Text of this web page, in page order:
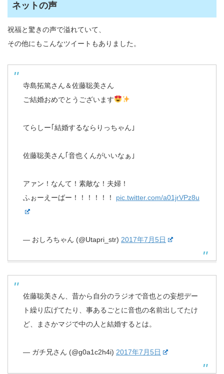
ネットの声
祝福と驚きの声で溢れていて、
その他にもこんなツイートもありました。
寺島拓篤さん＆佐藤聡美さん
ご結婚おめでとうございます
てらしー｢結婚するならりっちゃん｣
佐藤聡美さん｢音也くんがいいなぁ｣
アァン！なんて！素敵な！夫婦！
ふぉーえーばー！！！！！！ pic.twitter.com/a01jrVPz8u
— おしろちゃん (@Utapri_str) 2017年7月5日
佐藤聡美さん、昔から自分のラジオで音也との妄想デー
ト繰り広げてたり、事あるごとに音也の名前出してたけ
ど、まさかマジで中の人と結婚するとは。
— ガチ兄さん (@g0a1c2h4i) 2017年7月5日